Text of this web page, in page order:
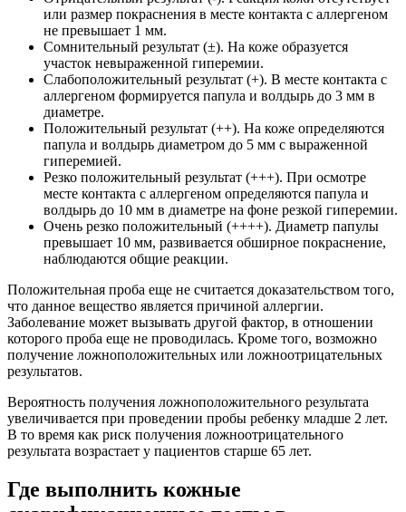
или размер покраснения в месте контакта с аллергеном
не превышает 1 мм.
Сомнительный результат (±). На коже образуется
участок невыраженной гиперемии.
Слабоположительный результат (+). В месте контакта с
аллергеном формируется папула и волдырь до 3 мм в
диаметре.
Положительный результат (++). На коже определяются
папула и волдырь диаметром до 5 мм с выраженной
гиперемией.
Резко положительный результат (+++). При осмотре
месте контакта с аллергеном определяются папула и
волдырь до 10 мм в диаметре на фоне резкой гиперемии.
Очень резко положительный (++++). Диаметр папулы
превышает 10 мм, развивается обширное покраснение,
наблюдаются общие реакции.
Положительная проба еще не считается доказательством того,
что данное вещество является причиной аллергии.
Заболевание может вызывать другой фактор, в отношении
которого проба еще не проводилась. Кроме того, возможно
получение ложноположительных или ложноотрицательных
результатов.
Вероятность получения ложноположительного результата
увеличивается при проведении пробы ребенку младше 2 лет.
В то время как риск получения ложноотрицательного
результата возрастает у пациентов старше 65 лет.
Где выполнить кожные